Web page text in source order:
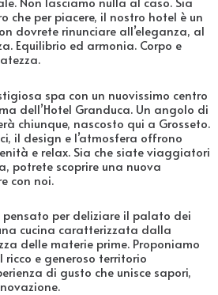
che per piacere, il nostro hotel è un
dovrete rinunciare all’eleganza, al
Equilibrio ed armonia. Corpo e
spa con un nuovissimo centro
dell’Hotel Granduca. Un angolo di
chiunque, nascosto qui a Grosseto.
il design e l’atmosfera offrono
e relax. Sia che siate viaggiatori
potrete scoprire una nuova
con noi.
pensato per deliziare il palato dei
cucina caratterizzata dalla
delle materie prime. Proponiamo
e generoso territorio
di gusto che unisce sapori,